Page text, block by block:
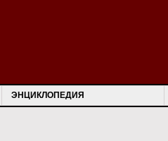
ЭНЦИКЛОПЕДИЯ